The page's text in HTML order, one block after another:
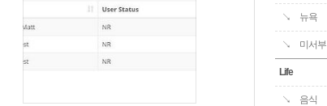
뉴욕
미서부
Life
음식